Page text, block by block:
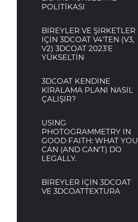
POLİTİKASI
BİREYLER VE ŞİRKETLER
İÇİN 3DCOAT V4'TEN (V3,
V2) 3DCOAT 2023'E
YÜKSELTİN
3DCOAT KENDİNE
KİRALAMA PLANI NASIL
ÇALIŞIR?
USING
PHOTOGRAMMETRY IN
GOOD FAITH: WHAT YOU
CAN (AND CAN'T) DO
LEGALLY.
BİREYLER İÇİN 3DCOAT
VE 3DCOATTEXTURA